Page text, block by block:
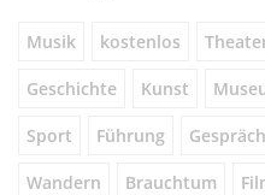
Musik kostenlos
Geschichte Kunst
Sport Führung
Wandern Brauchtum